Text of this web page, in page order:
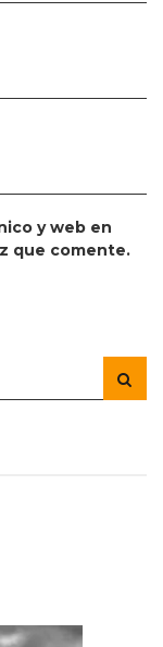
y web en
que comente.